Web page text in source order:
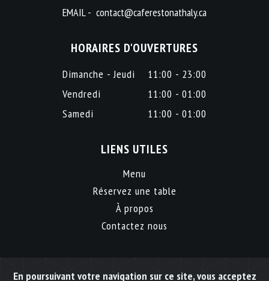
EMAIL - contact@caferestonathaly.ca
HORAIRES D'OUVERTURES
Dimanche - Jeudi
11:00 - 23:00
Vendredi
11:00 - 01:00
Samedi
11:00 - 01:00
LIENS UTILES
Menu
Réservez une table
À propos
Contactez nous
Copyright @2026 Café resto Nathaly. All Rights Reserved by Web-Experts
En poursuivant votre navigation sur ce site, vous acceptez